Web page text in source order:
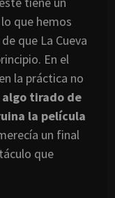
que hemos
que La Cueva
En el
la práctica no
tirado de
la película
un final
que